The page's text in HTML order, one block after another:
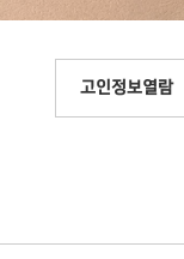
고인정보열람